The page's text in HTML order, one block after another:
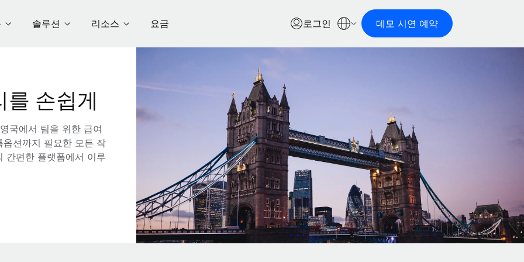
솔루션 리소스 요금 로그인 데모 시연 예약
를 손쉽게
국에서 팀을 위한 급여
션까지 필요한 모든 작
간편한 플랫폼에서 이루